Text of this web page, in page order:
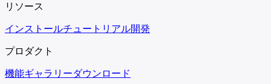
リソース
インストールチュートリアル開発
プロダクト
機能ギャラリーダウンロード